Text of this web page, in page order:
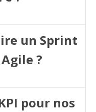
un Sprint
?
pour nos